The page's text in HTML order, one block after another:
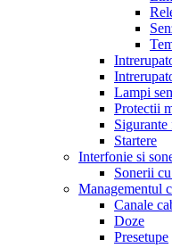
Lampi
Protectii
Startere
Interfonie si
Sonerii
Managementul
Canale
Doze
Presetupe